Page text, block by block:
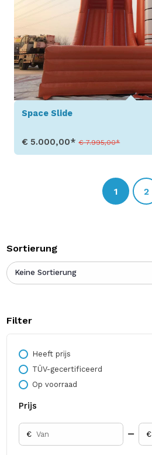
Sortierung
Filter
Heeft prijs
TÜV-gecertificeerd
Op voorraad
Prijs
€ €
Space Slide
€ 5.000,00*€ 7.995,00*
Toon details
1 2